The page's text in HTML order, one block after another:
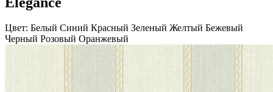
Цвет: Белый Синий Красный Зеленый Желтый Бежевый
Черный Розовый Оранжевый